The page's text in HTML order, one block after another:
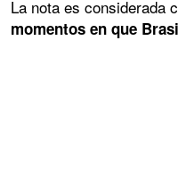
La nota es considerada
momentos en que